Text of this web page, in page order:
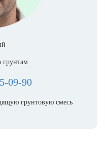
грунтам
09-90
грунтовую смесь